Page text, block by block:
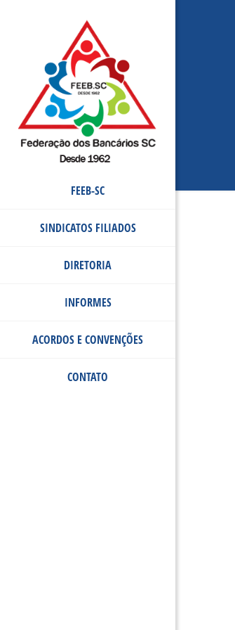
FEEB-SC
SINDICATOS FILIADOS
DIRETORIA
INFORMES
ACORDOS E CONVENÇÕES
CONTATO